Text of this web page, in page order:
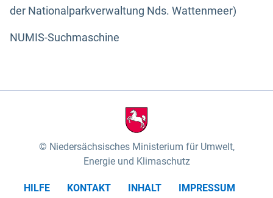
der Nationalparkverwaltung Nds. Wattenmeer)
NUMIS-Suchmaschine
Niedersächsisches Ministerium für Umwelt,
Energie und Klimaschutz
HILFE KONTAKT INHALT
IMPRESSUM